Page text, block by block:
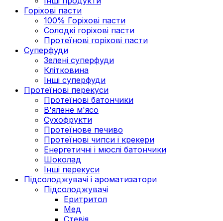
Горіхові пасти
100% Горіхові пасти
Солодкі горіхові пасти
Протеїнові горіхові пасти
Суперфуди
Зелені суперфуди
Клітковина
Інші суперфуди
Протеїнові перекуси
Протеїнові батончики
В'ялене м'ясо
Сухофрукти
Протеїнове печиво
Протеїнові чипси і крекери
Енергетичні і мюслі батончики
Шоколад
Інші перекуси
Підсолоджувачі і ароматизатори
Підсолоджувачі
Еритритол
Мед
Стевія